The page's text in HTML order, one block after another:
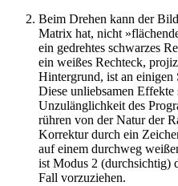
Beim Drehen kann der
Matrix hat, nicht
ein gedrehtes schwarzes
ein weißes Rechteck,
Hintergrund, ist an einigen
Diese unliebsamen
Unzulänglichkeit des
rühren von der Natur der
Korrektur durch ein
auf einem durchweg
ist Modus 2 (durchsichtig)
Fall vorzuziehen.